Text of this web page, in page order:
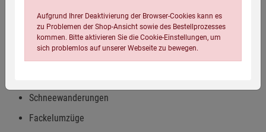
Gartenparty
Schneewanderungen
Fackelumzüge
Aufgrund Ihrer Deaktivierung der Browser-Cookies kann es
zu Problemen der Shop-Ansicht sowie des Bestellprozesses
kommen. Bitte aktivieren Sie die Cookie-Einstellungen, um
sich problemlos auf unserer Webseite zu bewegen.